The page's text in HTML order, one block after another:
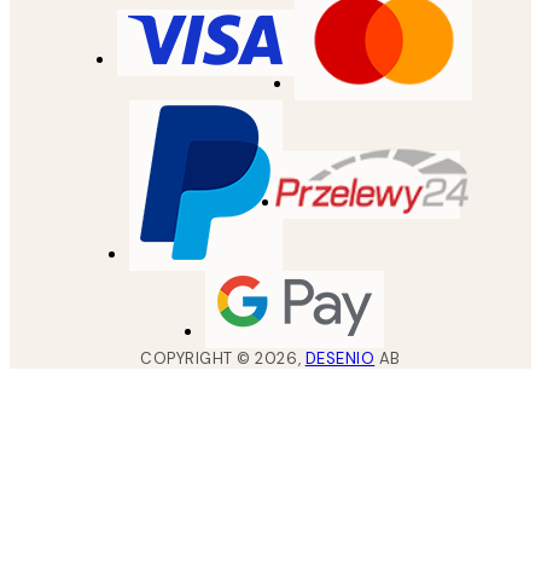
COPYRIGHT ©2026, DESENIO AB